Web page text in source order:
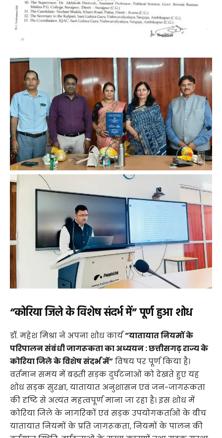
“कोरिया जिले के विशेष संदर्भ में” पूर्ण हुआ शोध
​डॉ. महेश मिश्रा ने अपना शोध कार्य“यातायात नियमों के
परिपालन संबंधी जागरूकता का अध्ययन : छत्तीसगढ़ राज्य के
कोरिया जिले के विशेष संदर्भ में”विषय पर पूर्ण किया है।
वर्तमान समय में बढ़ती सड़क दुर्घटनाओं को देखते हुए यह
शोध सड़क सुरक्षा, यातायात अनुशासन एवं जन-जागरूकता
की दृष्टि से अत्यंत महत्वपूर्ण माना जा रहा है। इस शोध में
कोरिया जिले के नागरिकों एवं सड़क उपयोगकर्ताओं के बीच
यातायात नियमों के प्रति जागरूकता, नियमों के पालन की